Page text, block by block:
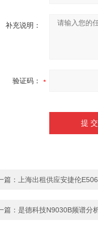
补充说明：
验证码：
篇： 上海出租供应安捷伦
篇： 是德科技N9030B频谱分